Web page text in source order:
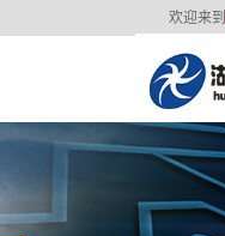
欢迎来到
联系我们